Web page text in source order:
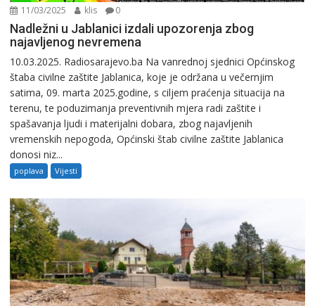
11/03/2025 klis 0
Nadležni u Jablanici izdali upozorenja zbog
najavljenog nevremena
10.03.2025. Radiosarajevo.ba Na vanrednoj sjednici Općinskog
štaba civilne zaštite Jablanica, koje je održana u večernjim
satima, 09. marta 2025.godine, s ciljem praćenja situacija na
terenu, te poduzimanja preventivnih mjera radi zaštite i
spašavanja ljudi i materijalni dobara, zbog najavljenih
vremenskih nepogoda, Općinski štab civilne zaštite Jablanica
donosi niz...
poplava Vijesti